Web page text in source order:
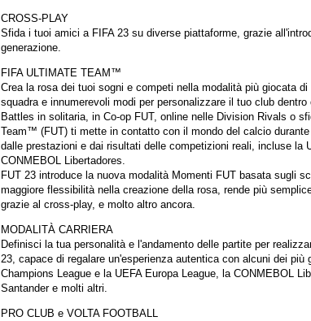
CROSS-PLAY
Sfida i tuoi amici a FIFA 23 su diverse piattaforme, grazie
generazione.
FIFA ULTIMATE TEAM™
Crea la rosa dei tuoi sogni e competi nella modalità più giocata
squadra e innumerevoli modi per personalizzare il tuo club
Battles in solitaria, in Co-op FUT, online nelle Division Rivals o
Team™ (FUT) ti mette in contatto con il mondo del calcio
dalle prestazioni e dai risultati delle competizioni reali, incluse la
CONMEBOL Libertadores.
FUT 23 introduce la nuova modalità Momenti FUT basata sugli
maggiore flessibilità nella creazione della rosa, rende più
grazie al cross-play, e molto altro ancora.
MODALITÀ CARRIERA
Definisci la tua personalità e l'andamento delle partite per
23, capace di regalare un'esperienza autentica con alcuni dei
Champions League e la UEFA Europa League, la CONMEBOL
Santander e molti altri.
PRO CLUB e VOLTA FOOTBALL